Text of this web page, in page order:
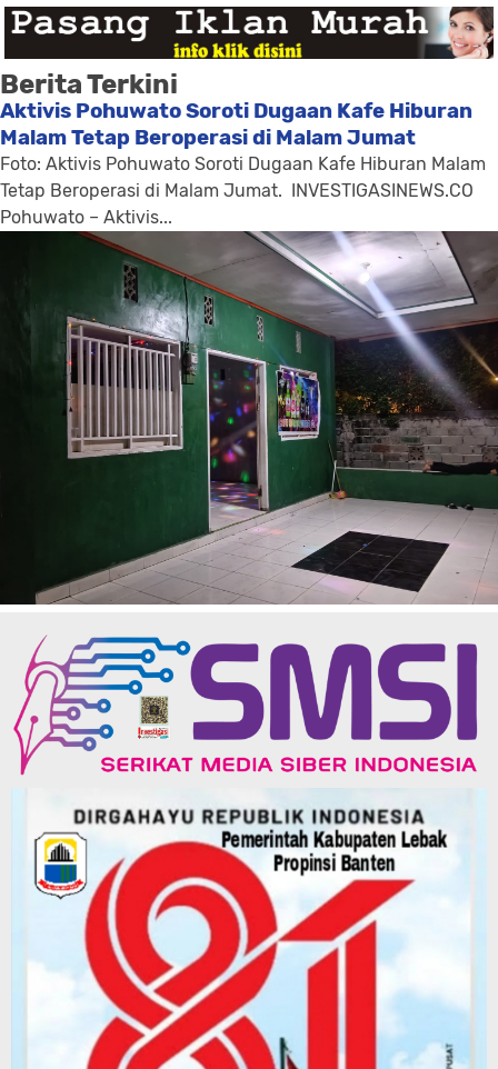
Berita Terkini
Aktivis Pohuwato Soroti Dugaan Kafe Hiburan
Malam Tetap Beroperasi di Malam Jumat
Foto: Aktivis Pohuwato Soroti Dugaan Kafe Hiburan Malam
Tetap Beroperasi di Malam Jumat. INVESTIGASINEWS.CO
Pohuwato – Aktivis...